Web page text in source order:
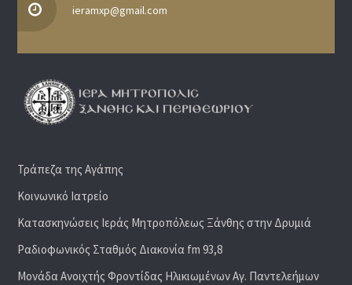
ieramxp@gmail.com
Τράπεζα της Αγάπης
Κοινωνικό Ιατρείο
Κατασκηνώσεις Ιεράς Μητροπόλεως Ξάνθης στην Δρυμιά
Ραδιoφωνικός Σταθμός Διακονία fm 93,8
Μονάδα Ανοιχτής Φροντίδας Ηλικιωμένων Αγ. Παντελεήμων